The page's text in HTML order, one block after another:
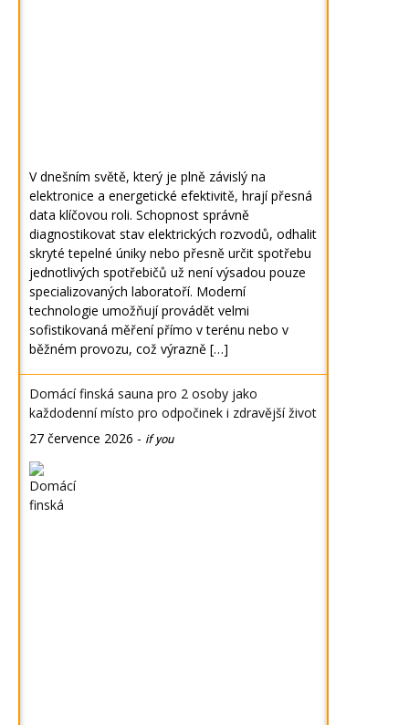
V dnešním světě, který je plně závislý na
elektronice a energetické efektivitě, hrají přesná
data klíčovou roli. Schopnost správně
diagnostikovat stav elektrických rozvodů, odhalit
skryté tepelné úniky nebo přesně určit spotřebu
jednotlivých spotřebičů už není výsadou pouze
specializovaných laboratoří. Moderní
technologie umožňují provádět velmi
sofistikovaná měření přímo v terénu nebo v
běžném provozu, což výrazně […]
Domácí finská sauna pro 2 osoby jako
každodenní místo pro odpočinek i zdravější život
27 července 2026 - if you